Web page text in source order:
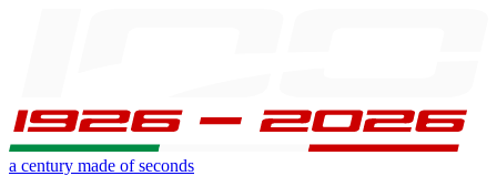
a century made of seconds